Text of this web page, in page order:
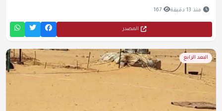
منذ 13 دقيقة 167
المصدر
البعد الرابع